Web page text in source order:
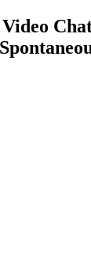
Video